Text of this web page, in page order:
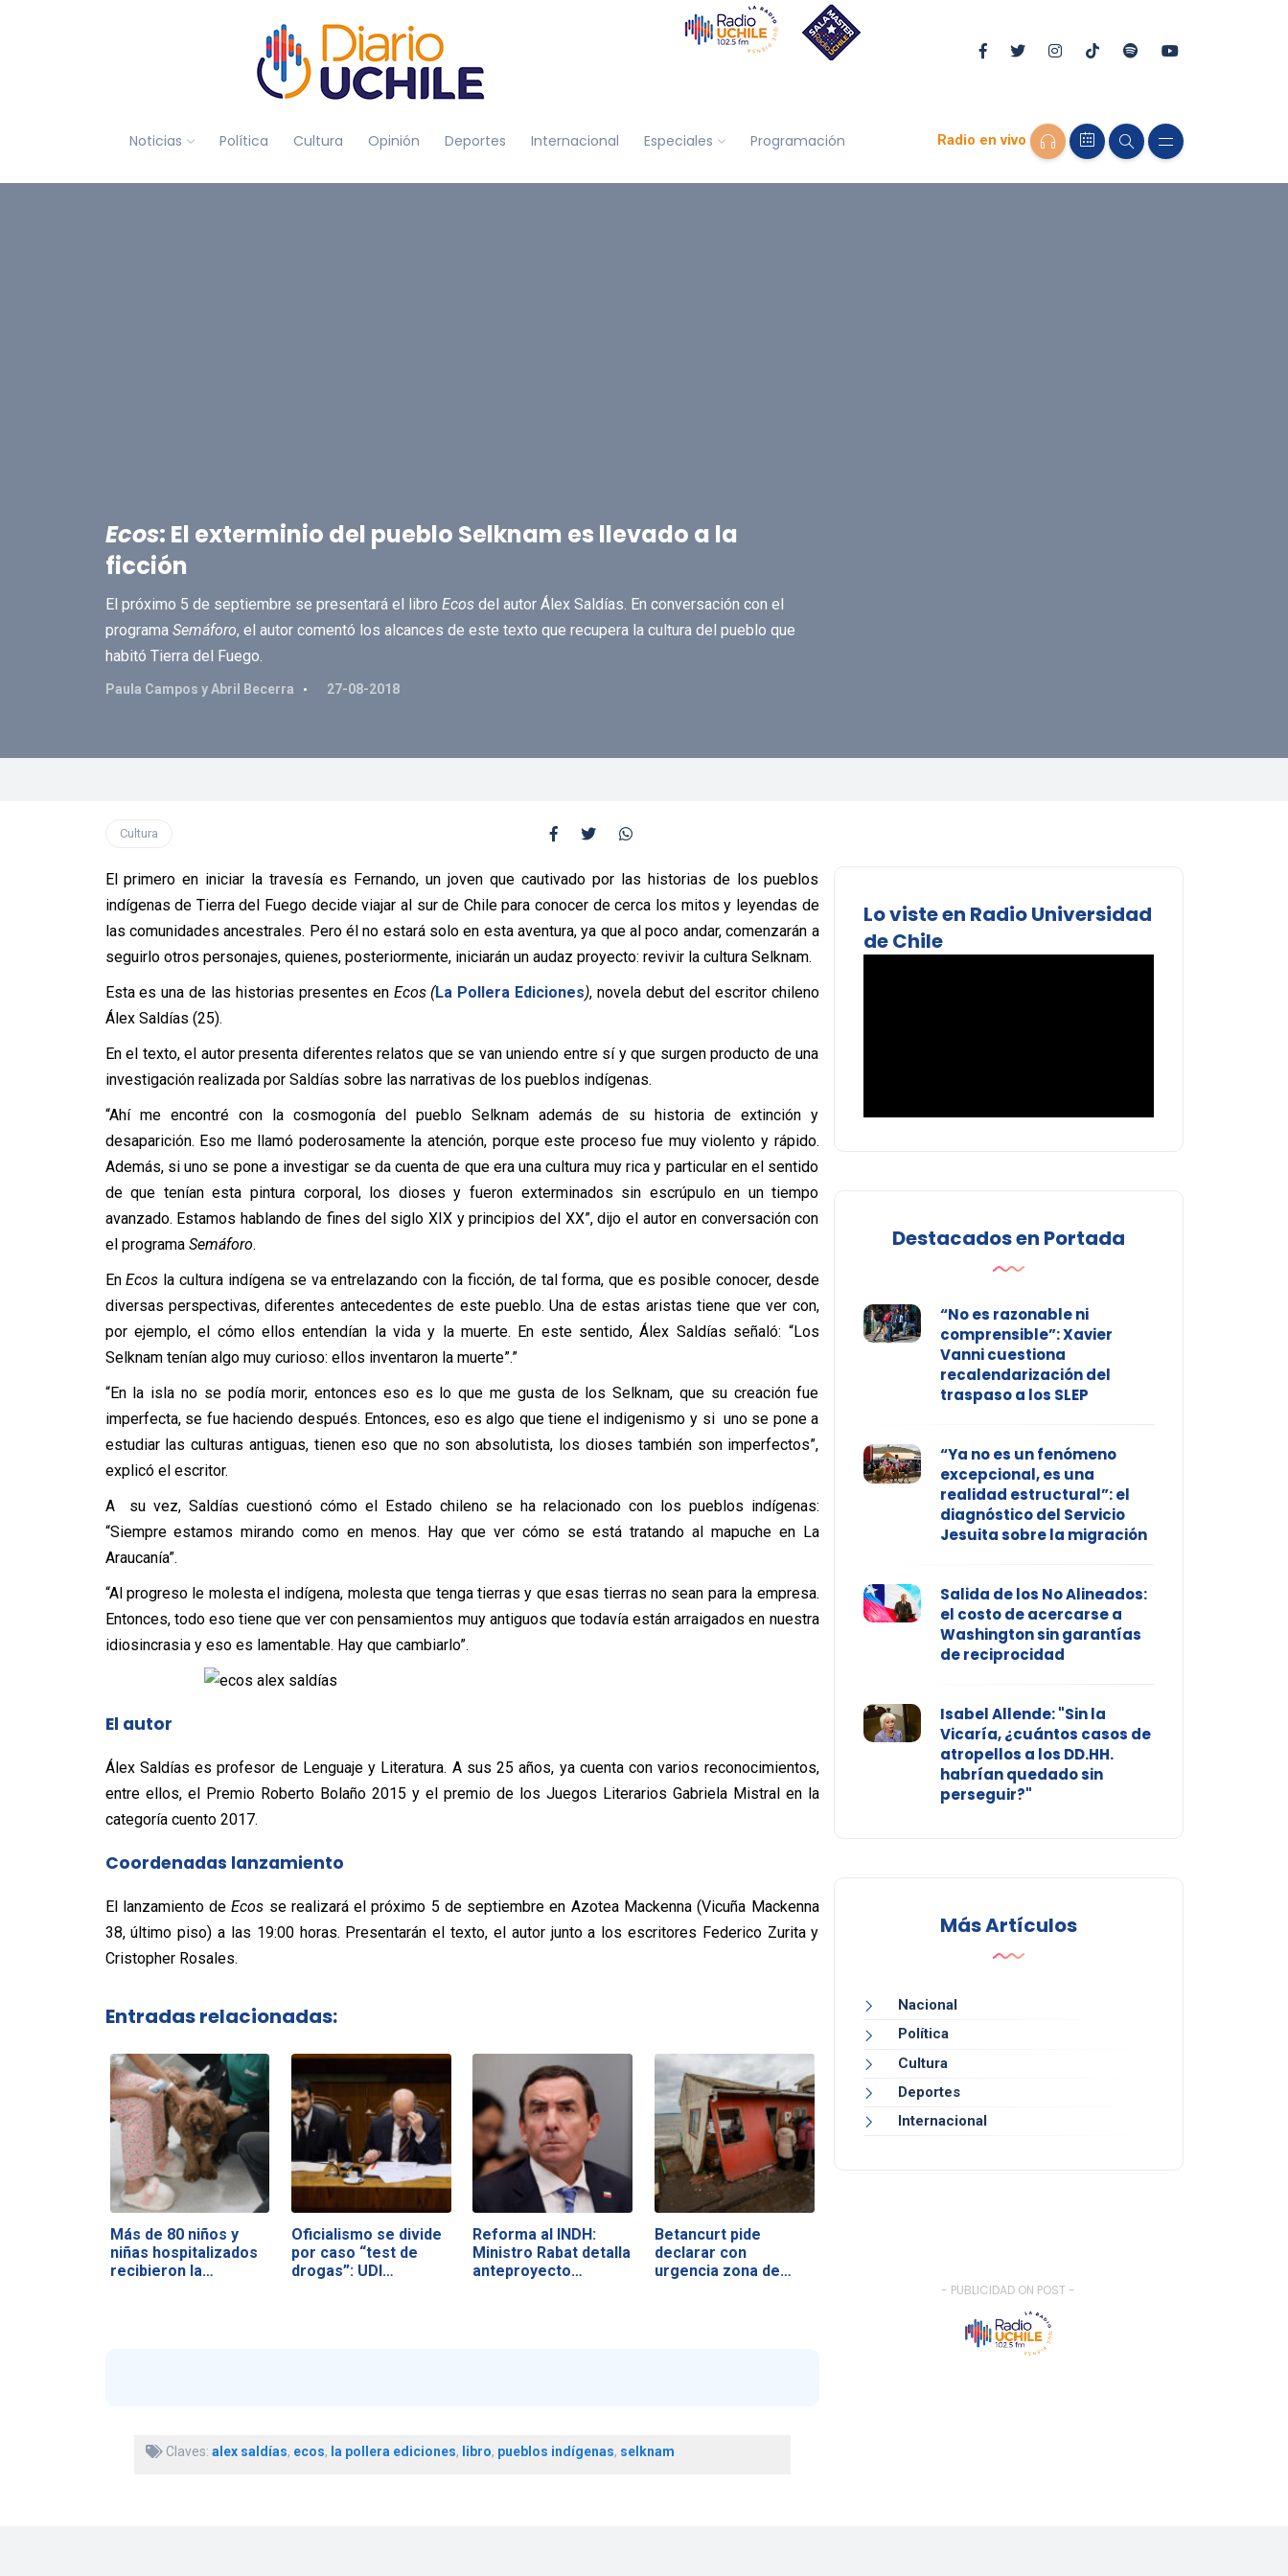
Noticias Política Cultura Opinión Deportes Internacional Especiales Programación Radio en vivo
Ecos: El exterminio del pueblo Selknam es llevado a la
ficción
El próximo 5 de septiembre se presentará el libro Ecosdel autor Álex Saldías. En conversación con el
programa Semáforo, el autor comentó los alcances de este texto que recupera la cultura del pueblo que
habitó Tierra del Fuego.
Paula Campos y Abril Becerra 27-08-2018
Cultura
El primero en iniciar la travesía es Fernando, un joven que cautivado por las historias de los pueblos
indígenas de Tierra del Fuego decide viajar al sur de Chile para conocer de cerca los mitos y leyendas de
las comunidades ancestrales. Pero él no estará solo en esta aventura, ya que al poco andar, comenzarán a
seguirlo otros personajes, quienes, posteriormente, iniciarán un audaz proyecto: revivir la cultura Selknam.
Esta es una de las historias presentes en Ecos (La Pollera Ediciones), novela debut del escritor chileno
Álex Saldías (25).
En el texto, el autor presenta diferentes relatos que se van uniendo entre sí y que surgen producto de una
investigación realizada por Saldías sobre las narrativas de los pueblos indígenas.
“Ahí me encontré con la cosmogonía del pueblo Selknam además de su historia de extinción y
desaparición. Eso me llamó poderosamente la atención, porque este proceso fue muy violento y rápido.
Además, si uno se pone a investigar se da cuenta de que era una cultura muy rica y particular en el sentido
de que tenían esta pintura corporal, los dioses y fueron exterminados sin escrúpulo en un tiempo
avanzado. Estamos hablando de fines del siglo XIX y principios del XX”, dijo el autor en conversación con
el programa Semáforo.
EnEcos la cultura indígena se va entrelazando con la ficción, de tal forma, que es posible conocer, desde
diversas perspectivas, diferentes antecedentes de este pueblo. Una de estas aristas tiene que ver con,
por ejemplo, el cómo ellos entendían la vida y la muerte. En este sentido, Álex Saldías señaló: “Los
Selknam tenían algo muy curioso: ellos inventaron la muerte”.”
“En la isla no se podía morir, entonces eso es lo que me gusta de los Selknam, que su creación fue
imperfecta, se fue haciendo después. Entonces, eso es algo que tiene el indigenismo y si uno se pone a
estudiar las culturas antiguas, tienen eso que no son absolutista, los dioses también son imperfectos”,
explicó el escritor.
A su vez, Saldías cuestionó cómo el Estado chileno se ha relacionado con los pueblos indígenas:
“Siempre estamos mirando como en menos. Hay que ver cómo se está tratando al mapuche en La
Araucanía”.
“Al progreso le molesta el indígena, molesta que tenga tierras y que esas tierras no sean para la empresa.
Entonces, todo eso tiene que ver con pensamientos muy antiguos que todavía están arraigados en nuestra
idiosincrasia y eso es lamentable. Hay que cambiarlo”.
El autor
Álex Saldías es profesor de Lenguaje y Literatura. A sus 25 años, ya cuenta con varios reconocimientos,
entre ellos, el Premio Roberto Bolaño 2015 y el premio de los Juegos Literarios Gabriela Mistral en la
categoría cuento 2017.
Coordenadas lanzamiento
El lanzamiento deEcos se realizará el próximo 5 de septiembre en Azotea Mackenna (Vicuña Mackenna
38, último piso) a las 19:00 horas. Presentarán el texto, el autor junto a los escritores Federico Zurita y
Cristopher Rosales.
Entradas relacionadas:
Más de 80 niños y
niñas hospitalizados
recibieron la…
Oficialismo se divide
por caso “test de
drogas”: UDI…
Reforma al INDH:
Ministro Rabat detalla
anteproyecto…
Betancurt pide
declarar con
urgencia zona de…
Claves: alex saldías, ecos, la pollera ediciones, libro, pueblos indígenas, selknam
Lo viste en Radio Universidad
de Chile
Destacados en Portada
“No es razonable ni
comprensible”: Xavier
Vanni cuestiona
recalendarización del
traspaso a los SLEP
“Ya no es un fenómeno
excepcional, es una
realidad estructural”: el
diagnóstico del Servicio
Jesuita sobre la migración
Salida de los No Alineados:
el costo de acercarse a
Washington sin garantías
de reciprocidad
Isabel Allende: "Sin la
Vicaría, ¿cuántos casos de
atropellos a los DD.HH.
habrían quedado sin
perseguir?"
Más Artículos
Nacional
Política
Cultura
Deportes
Internacional
- PUBLICIDAD ON POST -